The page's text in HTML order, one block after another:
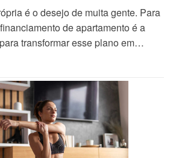
é o desejo de muita gente. Para
de apartamento é a
transformar esse plano em…